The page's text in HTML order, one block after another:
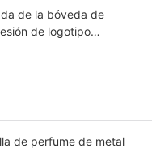
de la bóveda de
de logotipo
de perfume de metal